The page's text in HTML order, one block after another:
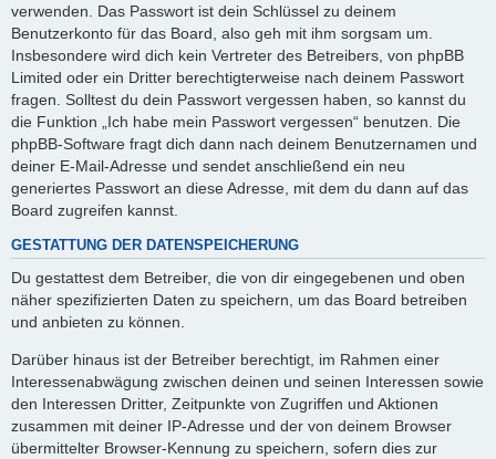
verwenden. Das Passwort ist dein Schlüssel zu deinem
Benutzerkonto für das Board, also geh mit ihm sorgsam um.
Insbesondere wird dich kein Vertreter des Betreibers, von phpBB
Limited oder ein Dritter berechtigterweise nach deinem Passwort
fragen. Solltest du dein Passwort vergessen haben, so kannst du
die Funktion „Ich habe mein Passwort vergessen“ benutzen. Die
phpBB-Software fragt dich dann nach deinem Benutzernamen und
deiner E-Mail-Adresse und sendet anschließend ein neu
generiertes Passwort an diese Adresse, mit dem du dann auf das
Board zugreifen kannst.
GESTATTUNG DER DATENSPEICHERUNG
Du gestattest dem Betreiber, die von dir eingegebenen und oben
näher spezifizierten Daten zu speichern, um das Board betreiben
und anbieten zu können.
Darüber hinaus ist der Betreiber berechtigt, im Rahmen einer
Interessenabwägung zwischen deinen und seinen Interessen sowie
den Interessen Dritter, Zeitpunkte von Zugriffen und Aktionen
zusammen mit deiner IP-Adresse und der von deinem Browser
übermittelter Browser-Kennung zu speichern, sofern dies zur